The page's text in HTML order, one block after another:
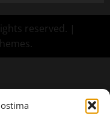
reserved. |